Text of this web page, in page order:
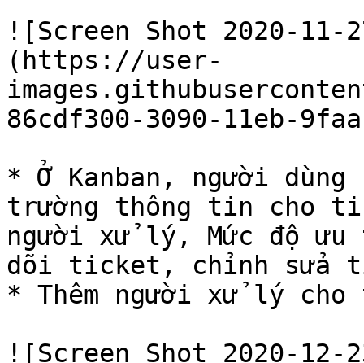
![Screen Shot 2020-
(https://user-
86cdf300-3090-11eb-
* Ở Kanban, người
trường thông tin cho
người xử lý, Mức độ ưu
dõi ticket, chỉnh sửa
* Thêm người xử lý
![Screen Shot 2020-